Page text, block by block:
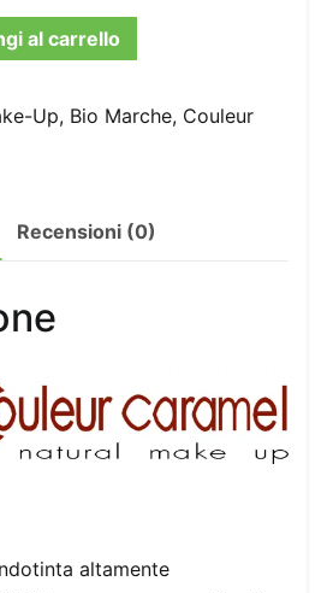
al carrello
Up, Bio Marche, Couleur
Recensioni (0)
altamente